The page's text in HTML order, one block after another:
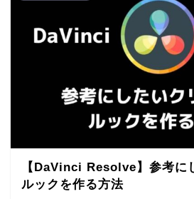
【DaVinci Resolve】参考に
ルックを作る方法